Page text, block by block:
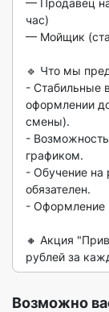
— Продавец
час)
— Мойщик
🔹 Что мы
- Стабильные
оформлении
смены).
-
графиком.
- Обучение на
обязателен.
- Оформление
🔸 Акция
рублей за
Возможно